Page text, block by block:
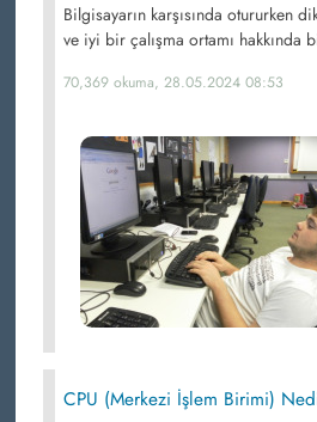
Bilgisayarın karşısında otururken
ve iyi bir çalışma ortamı hakkında
70,369 okuma, 28.05.2024 08:53
CPU (Merkezi İşlem Birimi)